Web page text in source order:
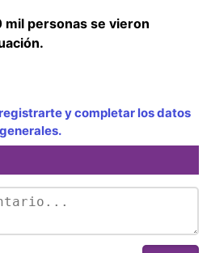
mil personas se vieron
y completar los datos
generales.